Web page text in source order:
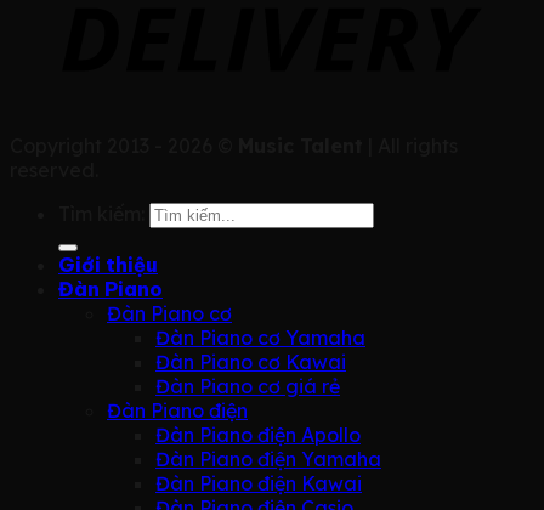
Giới thiệu
Đàn Piano
Đàn Piano cơ
Đàn Piano cơ Yamaha
Đàn Piano cơ Kawai
Đàn Piano cơ giá rẻ
Đàn Piano điện
Đàn Piano điện Apollo
Đàn Piano điện Yamaha
Đàn Piano điện Kawai